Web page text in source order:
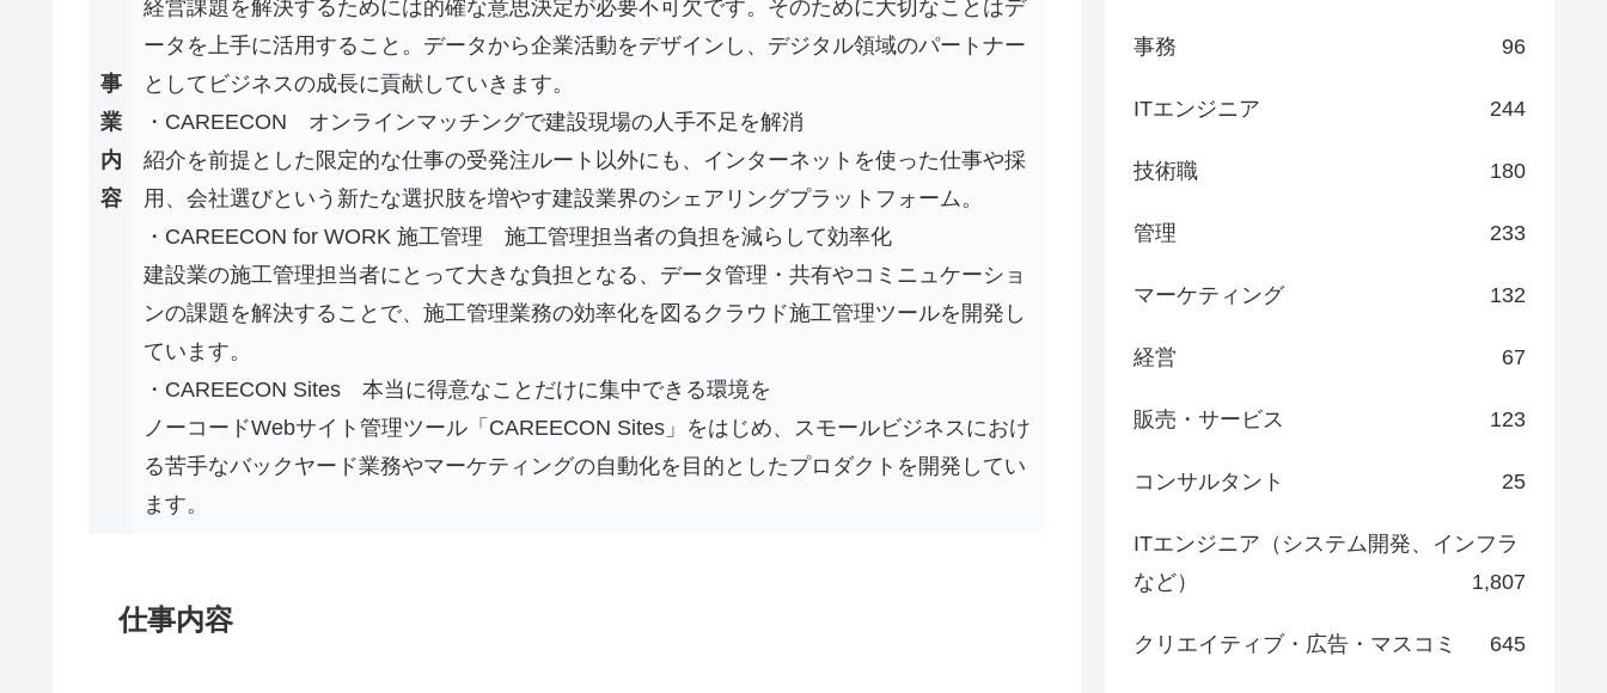
事
業
内
容
経営課題を解決するためには的確な意思決定が必要不可欠です。そのために大切なことはデ
ータを上手に活用すること。データから企業活動をデザインし、デジタル領域のパートナー
としてビジネスの成長に貢献していきます。
・CAREECON オンラインマッチングで建設現場の人手不足を解消
紹介を前提とした限定的な仕事の受発注ルート以外にも、インターネットを使った仕事や採
用、会社選びという新たな選択肢を増やす建設業界のシェアリングプラットフォーム。
・CAREECON for WORK 施工管理 施工管理担当者の負担を減らして効率化
建設業の施工管理担当者にとって大きな負担となる、データ管理・共有やコミニュケーショ
ンの課題を解決することで、施工管理業務の効率化を図るクラウド施工管理ツールを開発し
ています。
・CAREECON Sites 本当に得意なことだけに集中できる環境を
ノーコードWebサイト管理ツール「CAREECON Sites」をはじめ、スモールビジネスにおけ
る苦手なバックヤード業務やマーケティングの自動化を目的としたプロダクトを開発してい
ます。
仕事内容
事務 96
ITエンジニア 244
技術職 180
管理 233
マーケティング 132
経営 67
販売・サービス 123
コンサルタント 25
ITエンジニア（システム開発、インフラ
など）
1,807
クリエイティブ・広告・マスコミ 645